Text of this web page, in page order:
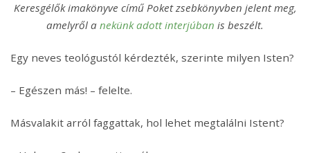
Keresgélők imakönyve című Poket zsebkönyvben jelent meg,
amelyről a nekünk adott interjúban is beszélt.
Egy neves teológustól kérdezték, szerinte milyen Isten?
– Egészen más! – felelte.
Másvalakit arról faggattak, hol lehet megtalálni Istent?